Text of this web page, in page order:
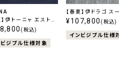
】伊トーニャ エストラ
トレッチ ネイビー千
(税込)
ビジブル仕様対象
【春夏】伊ドラゴ ス
130's Swing スト
¥107,800 (税込)
インビジブル仕様